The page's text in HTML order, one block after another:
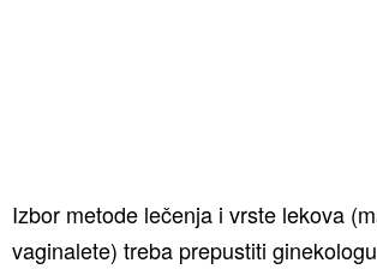
Izbor metode lečenja i vrste lekova
vaginalete) treba prepustiti